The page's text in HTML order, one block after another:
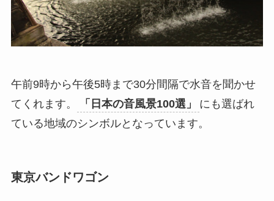
午前9時から午後5時まで30分間隔で水音を聞かせ
てくれます。
「日本の音風景100選」
にも選ばれ
ている地域のシンボルとなっています。
東京バンドワゴン